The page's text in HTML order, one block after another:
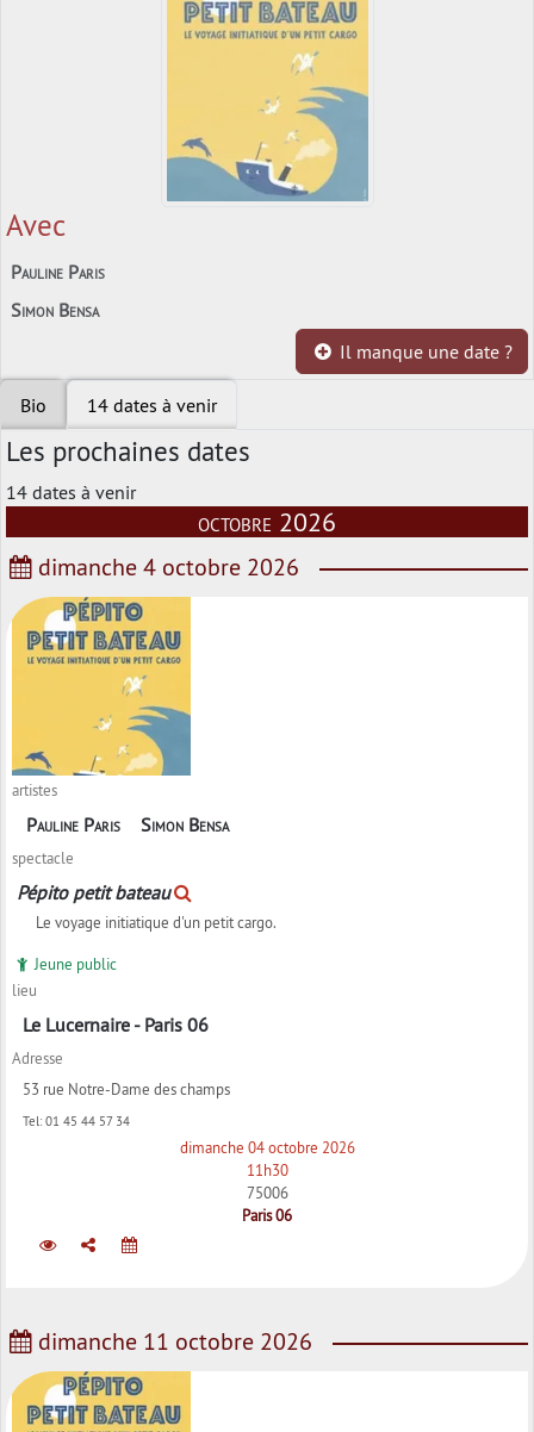
Avec
Pauline Paris
Simon Bensa
Il manque une date ?
Bio 14 dates à venir
Les prochaines dates
14 dates à venir
octobre 2026
dimanche 4 octobre 2026
artistes
Pauline Paris Simon Bensa
spectacle
Pépito petit bateau
Le voyage initiatique d'un petit cargo.
Jeune public
lieu
Le Lucernaire - Paris 06
Adresse
53 rue Notre-Dame des champs
Tel: 01 45 44 57 34
dimanche 04 octobre 2026
11h30
75006
Paris 06
dimanche 11 octobre 2026